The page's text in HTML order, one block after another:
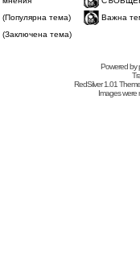
тема)
Важна
тема)
Powered by
RedSilver 1.01
Images were